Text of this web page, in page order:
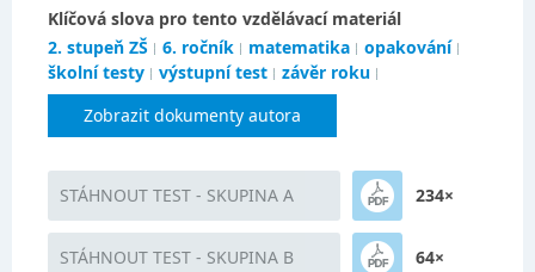
Klíčová slova pro tento vzdělávací materiál
2. stupeň ZŠ
6. ročník matematika
opakování
školní testy
výstupní test
závěr roku
Zobrazit dokumenty autora
STÁHNOUT TEST - SKUPINA A 234×
STÁHNOUT TEST - SKUPINA B 64×